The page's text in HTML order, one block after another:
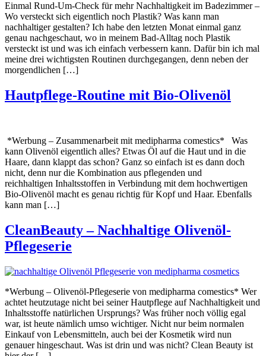
Einmal Rund-Um-Check für mehr Nachhaltigkeit im Badezimmer –
Wo versteckt sich eigentlich noch Plastik? Was kann man
nachhaltiger gestalten? Ich habe den letzten Monat einmal ganz
genau nachgeschaut, wo in meinem Bad-Alltag noch Plastik
versteckt ist und was ich einfach verbessern kann. Dafür bin ich mal
meine drei wichtigsten Routinen durchgegangen, denn neben der
morgendlichen […]
Hautpflege-Routine mit Bio-Olivenöl
*Werbung – Zusammenarbeit mit medipharma comestics* Was
kann Olivenöl eigentlich alles? Etwas Öl auf die Haut und in die
Haare, dann klappt das schon? Ganz so einfach ist es dann doch
nicht, denn nur die Kombination aus pflegenden und
reichhaltigen Inhaltsstoffen in Verbindung mit dem hochwertigen
Bio-Olivenöl macht es genau richtig für Kopf und Haar. Ebenfalls
kann man […]
CleanBeauty – Nachhaltige Olivenöl-
Pflegeserie
*Werbung – Olivenöl-Pflegeserie von medipharma comestics* Wer
achtet heutzutage nicht bei seiner Hautpflege auf Nachhaltigkeit und
Inhaltsstoffe natürlichen Ursprungs? Was früher noch völlig egal
war, ist heute nämlich umso wichtiger. Nicht nur beim normalen
Einkauf von Lebensmitteln, auch bei der Kosmetik wird nun
genauer hingeschaut. Was ist drin und was nicht? Clean Beauty ist